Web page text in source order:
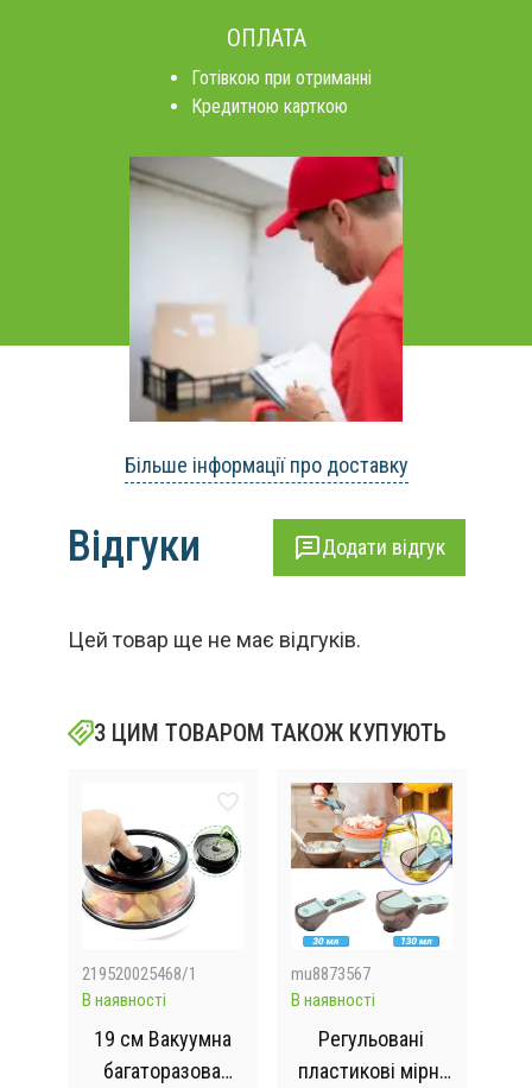
ОПЛАТА
Готівкою при отриманні
Кредитною карткою
Більше інформації про доставку
Відгуки Додати відгук
Цей товар ще не має відгуків.
З ЦИМ ТОВАРОМ ТАКОЖ КУПУЮТЬ
219520025468/1
В наявності
19 см Вакуумна
багаторазова
mu8873567
В наявності
Регульовані
пластикові мірні